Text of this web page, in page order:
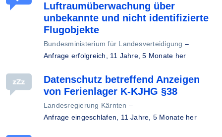
Luftraumüberwachung über
unbekannte und nicht identifizierte
Flugobjekte
Bundesministerium für Landesverteidigung –
Anfrage erfolgreich, 11 Jahre, 5 Monate her
Datenschutz betreffend Anzeigen
von Ferienlager K-KJHG §38
Landesregierung Kärnten –
Anfrage eingeschlafen, 11 Jahre, 5 Monate her